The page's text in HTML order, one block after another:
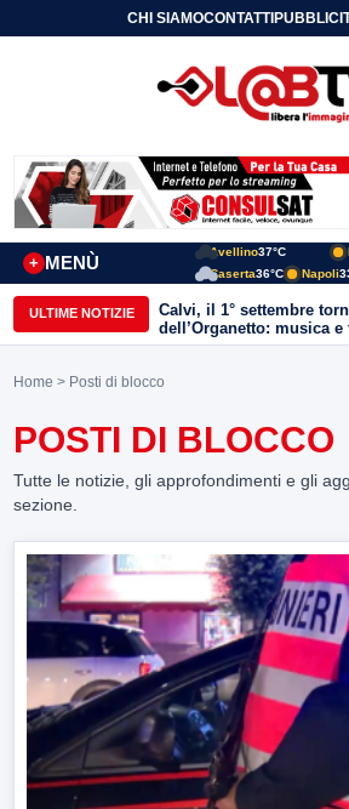
CHI SIAMOCONTATTI
MENÙ
+
Avellino37°C
Caserta36°C Napoli
ULTIME NOTIZIE
Calvi, il 1° settembre
dell’Organetto: musica
popolari dell’entroterra
Home > Posti di blocco
POSTI DI BLOCCO
Tutte le notizie, gli approfondimenti e gli
sezione.